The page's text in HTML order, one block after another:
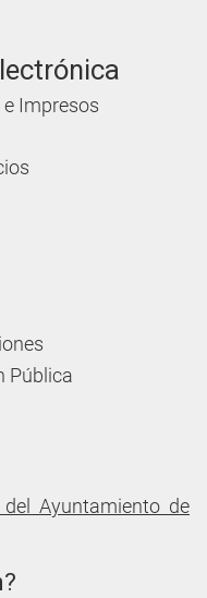
Impresos
Pública
Ayuntamiento de